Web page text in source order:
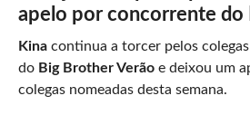
apelo por concorrente do
Kinacontinua a torcer pelos colegas
do Big Brother Verãoe deixou um
colegas nomeadas desta semana.